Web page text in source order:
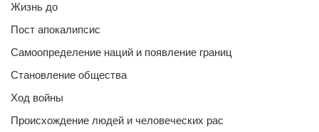
Жизнь до
Пост апокалипсис
Самоопределение наций и появление границ
Становление общества
Ход войны
Происхождение людей и человеческих рас